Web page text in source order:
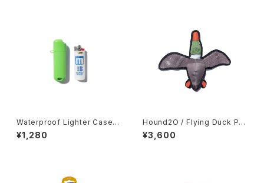
Waterproof Lighter Case f
or BIC
¥1,280
Hound2O / Flying Duck Plu
sh Toy
¥3,600